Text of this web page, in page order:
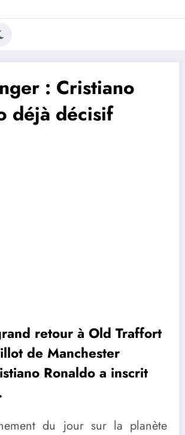
Trivela
L'actualité du football
: Cristiano
déjà décisif
retour à Old Traffort
de Manchester
Ronaldo a inscrit
du jour sur la planète